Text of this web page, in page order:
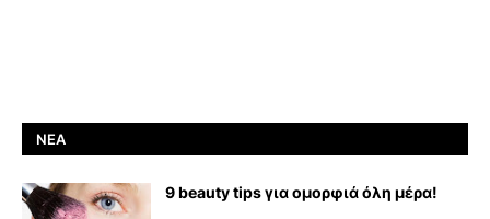
ΝΈΑ
9 beauty tips για ομορφιά όλη μέρα!